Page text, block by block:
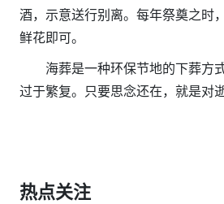
酒，示意送行别离。每年祭奠之时
鲜花即可。
海葬是一种环保节地的下葬方
过于繁复。只要思念还在，就是对
热点关注